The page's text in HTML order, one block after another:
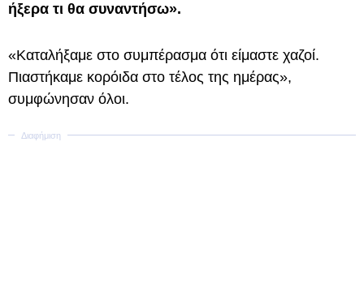
ήξερα τι θα συναντήσω».
«Καταλήξαμε στο συμπέρασμα ότι είμαστε χαζοί.
Πιαστήκαμε κορόιδα στο τέλος της ημέρας»,
συμφώνησαν όλοι.